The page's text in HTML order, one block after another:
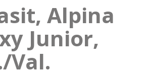
Alpina
Junior,
Val.